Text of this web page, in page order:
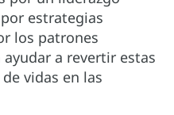
estrategias
los patrones
a revertir estas
vidas en las